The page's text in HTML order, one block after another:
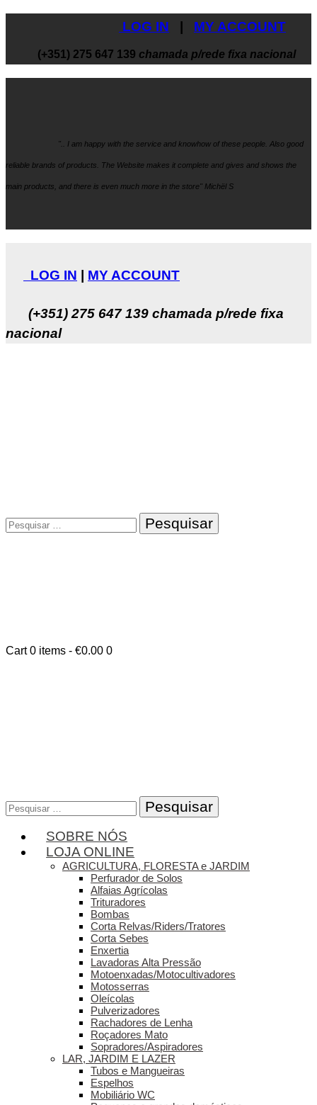
LOG IN MY ACCOUNT
(+351) 275 647 139 chamada p/rede fixa nacional
".. I am happy with the service and knowhow of these people. Also good
reliable brands of products. The Website makes it complete and gives and shows the
main products, and there is even much more in the store" Michël S
LOG IN MY ACCOUNT
(+351) 275 647 139 chamada p/rede fixa
nacional
Pesquisar
por:
Cart 0 items - €0.00 0
Pesquisar
por:
SOBRE NÓS
LOJA ONLINE
AGRICULTURA, FLORESTA e JARDIM
Perfurador de Solos
Alfaias Agrícolas
Trituradores
Bombas
Corta Relvas/Riders/Tratores
Corta Sebes
Enxertia
Lavadoras Alta Pressão
Motoenxadas/Motocultivadores
Motosserras
Oleícolas
Pulverizadores
Rachadores de Lenha
Roçadores Mato
Sopradores/Aspiradores
LAR, JARDIM E LAZER
Tubos e Mangueiras
Espelhos
Mobiliário WC